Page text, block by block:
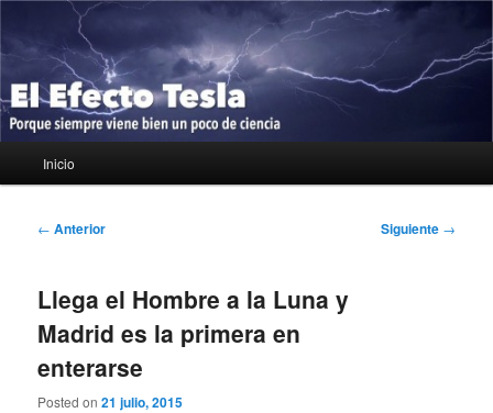
contenido
principalEl Efecto Tesla
Porque siempre viene bien un poco de ciencia
principal
Inicio
Navegación
← Anterior Siguiente →
Llega el Hombre a la Luna y
Madrid es la primera en
enterarse
Posted on21 julio, 2015